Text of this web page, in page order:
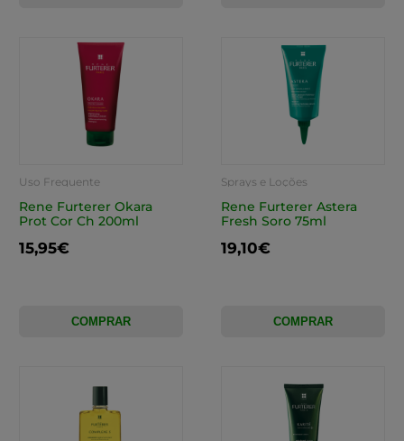
Uso Frequente
Rene Furterer Okara
Prot Cor Ch 200ml
15,95€
COMPRAR
Sprays e Loções
Rene Furterer Astera
Fresh Soro 75ml
19,10€
COMPRAR